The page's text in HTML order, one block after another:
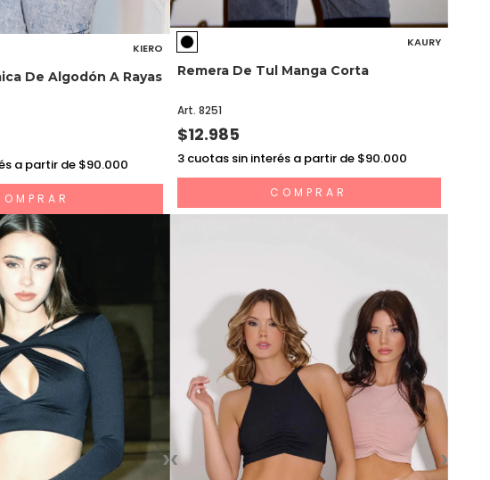
KIERO
De Algodón A Rayas
a partir de $90.000
KAURY
Remera De Tul Manga Corta
Art. 8251
$12.985
3 cuotas sin interés a partir de $90.000
COMPRAR
›‹ ›